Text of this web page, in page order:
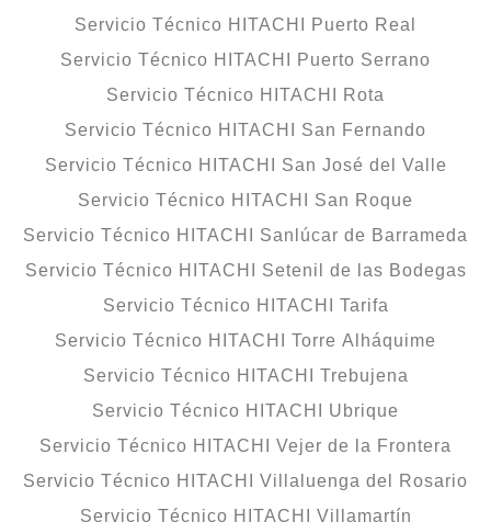
Servicio Técnico HITACHI Puerto Real
Servicio Técnico HITACHI Puerto Serrano
Servicio Técnico HITACHI Rota
Servicio Técnico HITACHI San Fernando
Servicio Técnico HITACHI San José del Valle
Servicio Técnico HITACHI San Roque
Servicio Técnico HITACHI Sanlúcar de Barrameda
Servicio Técnico HITACHI Setenil de las Bodegas
Servicio Técnico HITACHI Tarifa
Servicio Técnico HITACHI Torre Alháquime
Servicio Técnico HITACHI Trebujena
Servicio Técnico HITACHI Ubrique
Servicio Técnico HITACHI Vejer de la Frontera
Servicio Técnico HITACHI Villaluenga del Rosario
Servicio Técnico HITACHI Villamartín